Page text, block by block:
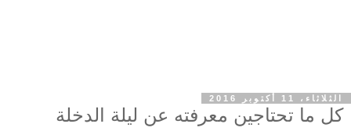
الثلاثاء، 11 أكتوبر 2016
كل ما تحتاجين معرفته عن ليلة الدخلة